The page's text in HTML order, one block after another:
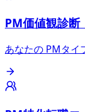
PM価値観診断
あなたの PMタイ